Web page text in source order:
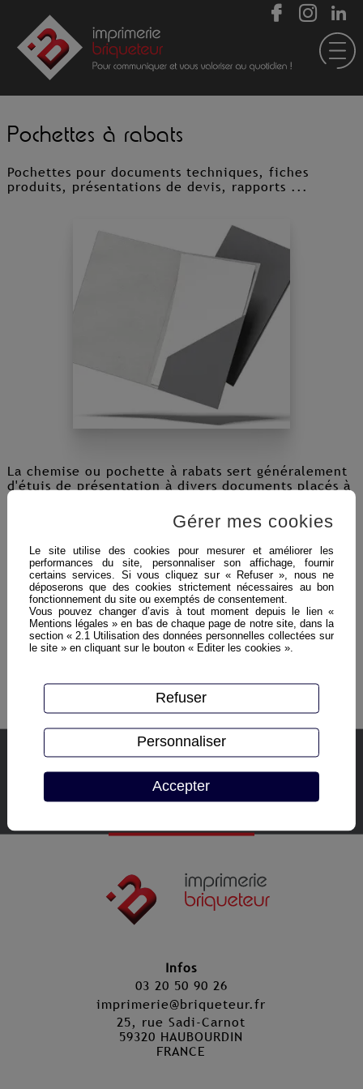
Pochettes à rabats
Pochettes pour documents techniques, fiches
produits, présentations de devis, rapports ...
La chemise ou pochette à rabats sert généralement
d'étuis de présentation à divers documents placés à
l'intérieur. La chemise à rabats est imprimée sur un
papier qualitatif dans un grammage compris entre
Les formats les plus courants : A5 et A4 (pliés). Les
rabats se trouvent la plupart du temps sur le volet
de droite dans le bas et sur la droite. L'épaisseur de
la tranche est adaptée en fonction du nombre de
documents à insérer.
Nous proposons plusieurs finitions : découpes
chaud, relief …
Demande de devis
Infos
03 20 50 90 26
imprimerie@briqueteur.fr
25, rue Sadi-Carnot
59320 HAUBOURDIN
FRANCE
Gérer mes cookies
Le site utilise des cookies pour mesurer et améliorer les
performances du site, personnaliser son affichage, fournir
certains services. Si vous cliquez sur « Refuser », nous ne
déposerons que des cookies strictement nécessaires au bon
fonctionnement du site ou exemptés de consentement.
Vous pouvez changer d’avis à tout moment depuis le lien «
Mentions légales » en bas de chaque page de notre site, dans la
section « 2.1 Utilisation des données personnelles collectées sur
le site » en cliquant sur le bouton « Editer les cookies ».
Accepter
Refuser
Personnaliser